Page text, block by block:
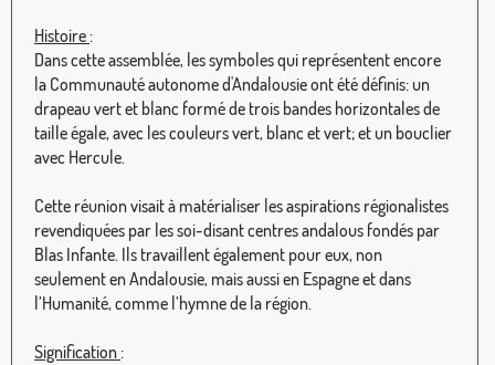
Histoire :
Dans cette assemblée, les symboles qui représentent encore
la Communauté autonome d'Andalousie ont été définis: un
drapeau vert et blanc formé de trois bandes horizontales de
taille égale, avec les couleurs vert, blanc et vert; et un bouclier
avec Hercule.
Cette réunion visait à matérialiser les aspirations régionalistes
revendiquées par les soi-disant centres andalous fondés par
Blas Infante. Ils travaillent également pour eux, non
seulement en Andalousie, mais aussi en Espagne et dans
l’Humanité, comme l’hymne de la région.
Signification :